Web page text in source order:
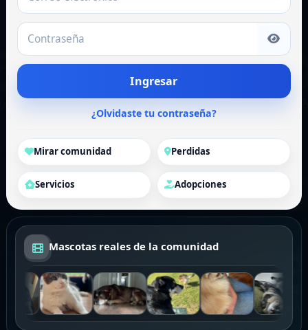
Mascotas reales de la comunidad
Contraseña
Ingresar
¿Olvidaste tu contraseña?
Mirar comunidad Perdidas
Servicios Adopciones